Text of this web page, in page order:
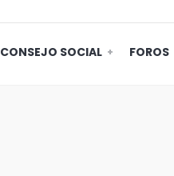
CONSEJO SOCIAL FOROS